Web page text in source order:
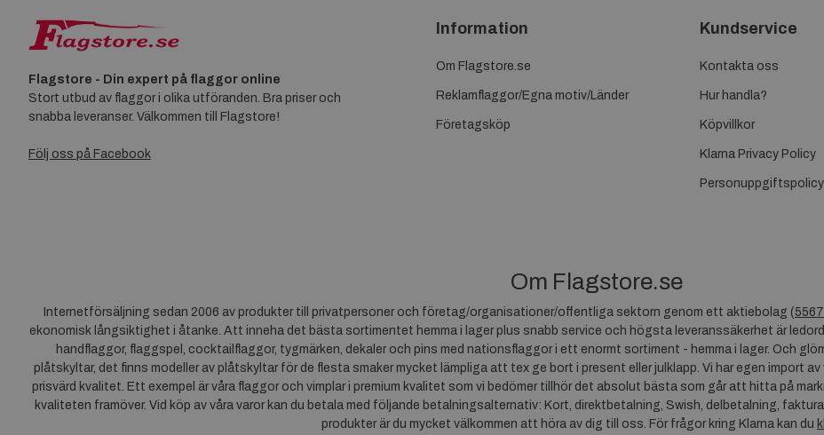
Flagstore - Din expert på flaggor online
Stort utbud av flaggor i olika utföranden. Bra priser och
snabba leveranser. Välkommen till Flagstore!
Följ oss på Facebook
Information
Om Flagstore.se
Reklamflaggor/Egna motiv/Länder
Företagsköp
Kundservice
Kontakta oss
Hur handla?
Köpvillkor
Klarna Privacy Policy
Personuppgiftspolicy
Om Flagstore.se
Internetförsäljning sedan 2006 av produkter till privatpersoner och företag/organisationer/offentliga sektorn genom ett aktiebolag (
ekonomisk långsiktighet i åtanke. Att inneha det bästa sortimentet hemma i lager plus snabb service och högsta leveranssäkerhet är
handflaggor, flaggspel, cocktailflaggor, tygmärken, dekaler och pins med nationsflaggor i ett enormt sortiment - hemma i lager. Och
plåtskyltar, det finns modeller av plåtskyltar för de flesta smaker mycket lämpliga att tex ge bort i present eller julklapp. Vi har egen import
prisvärd kvalitet. Ett exempel är våra flaggor och vimplar i premium kvalitet som vi bedömer tillhör det absolut bästa som går att hitta på
kvaliteten framöver. Vid köp av våra varor kan du betala med följande betalningsalternativ: Kort, direktbetalning, Swish, delbetalning,
produkter är du mycket välkommen att höra av dig till oss. För frågor kring Klarna kan du